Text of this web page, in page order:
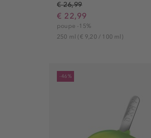
€ 26,99
€ 22,99
poupe -15%
250 ml(€ 9,20 / 100 ml)
-46%